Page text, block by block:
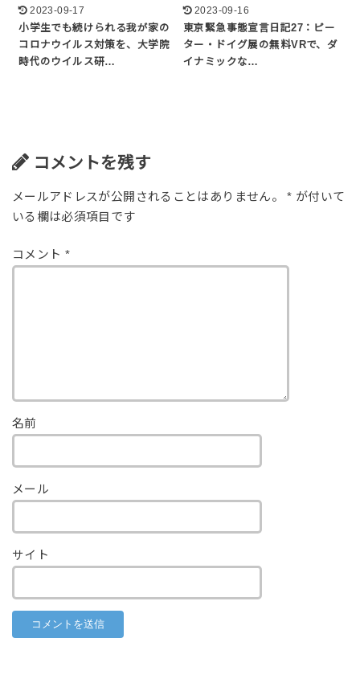
2023-09-17
小学生でも続けられる我が家の
コロナウイルス対策を、大学院
時代のウイルス研…
2023-09-16
東京緊急事態宣言日記27：ピー
ター・ドイグ展の無料VRで、ダ
イナミックな…
コメントを残す
メールアドレスが公開されることはありません。 * が付いて
いる欄は必須項目です
コメント *
名前
メール
サイト